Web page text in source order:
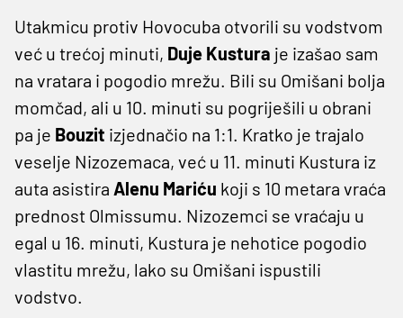
Utakmicu protiv Hovocuba otvorili su vodstvom
već u trećoj minuti, Duje Kustura je izašao sam
na vratara i pogodio mrežu. Bili su Omišani bolja
momčad, ali u 10. minuti su pogriješili u obrani
pa je Bouzit izjednačio na 1:1. Kratko je trajalo
veselje Nizozemaca, već u 11. minuti Kustura iz
auta asistira Alenu Mariću koji s 10 metara vraća
prednost Olmissumu. Nizozemci se vraćaju u
egal u 16. minuti, Kustura je nehotice pogodio
vlastitu mrežu, lako su Omišani ispustili
vodstvo.